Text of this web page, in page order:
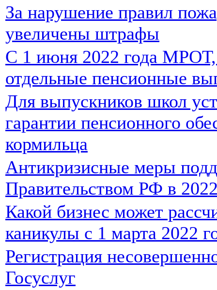
За нарушение правил
увеличены штрафы
С 1 июня 2022 года
отдельные пенсионные
Для выпускников школ
гарантии пенсионного
кормильца
Антикризисные меры
Правительством РФ в
Какой бизнес может
каникулы с 1 марта 2022
Регистрация
Госуслуг